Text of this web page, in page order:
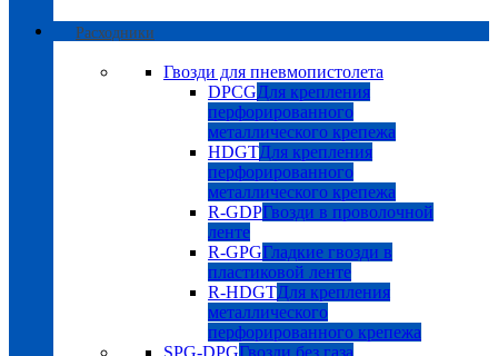
Расходники
Гвозди для пневмопистолета
DPCGДля крепления
перфорированного
металлического крепежа
HDGTДля крепления
перфорированного
металлического крепежа
R-GDPГвозди в проволочной
ленте
R-GPGГладкие гвозди в
пластиковой ленте
R-HDGTДля крепления
металлического
перфорированного крепежа
SPG-DPGГвозди без газа